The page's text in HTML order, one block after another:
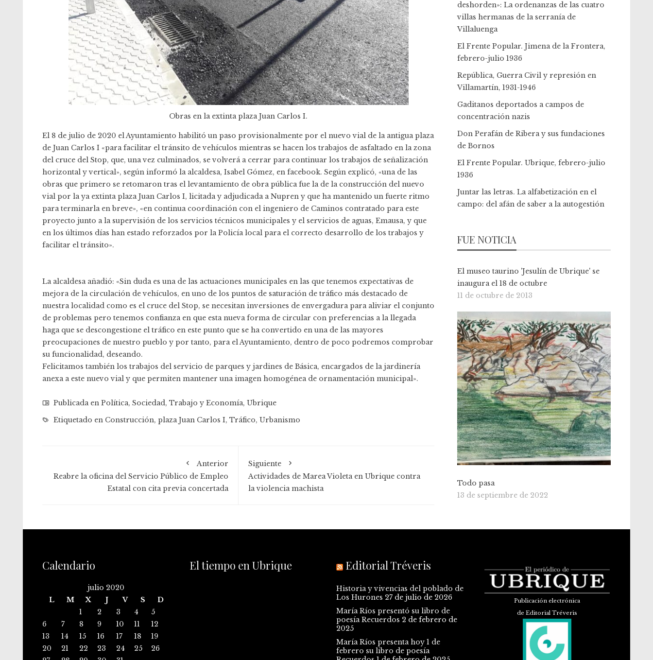
Obras en la extinta plaza Juan Carlos I.
El 8 de julio de 2020 el Ayuntamiento habilitó un paso provisionalmente por el nuevo vial de la antigua plaza
de Juan Carlos I «para facilitar el tránsito de vehículos mientras se hacen los trabajos de asfaltado en la zona
del cruce del Stop, que, una vez culminados, se volverá a cerrar para continuar los trabajos de señalización
horizontal y vertical», según informó la alcaldesa, Isabel Gómez, en facebook. Según explicó, «una de las
obras que primero se retomaron tras el levantamiento de obra pública fue la de la construcción del nuevo
vial por la ya extinta plaza Juan Carlos I, licitada y adjudicada a Nupren y que ha mantenido un fuerte ritmo
para terminarla en breve», «en continua coordinación con el ingeniero de Caminos contratado para este
proyecto junto a la supervisión de los servicios técnicos municipales y el servicios de aguas, Emausa, y que
en los últimos días han estado reforzados por la Policía local para el correcto desarrollo de los trabajos y
facilitar el tránsito».
La alcaldesa añadió: «Sin duda es una de las actuaciones municipales en las que tenemos expectativas de
mejora de la circulación de vehículos, en uno de los puntos de saturación de tráfico más destacado de
nuestra localidad como es el cruce del Stop, se necesitan inversiones de envergadura para aliviar el conjunto
de problemas pero tenemos confianza en que esta nueva forma de circular con preferencias a la llegada
haga que se descongestione el tráfico en este punto que se ha convertido en una de las mayores
preocupaciones de nuestro pueblo y por tanto, para el Ayuntamiento, dentro de poco podremos comprobar
su funcionalidad, deseando.
Felicitamos también los trabajos del servicio de parques y jardines de Básica, encargados de la jardinería
anexa a este nuevo vial y que permiten mantener una imagen homogénea de ornamentación municipal».
Publicada en Política, Sociedad, Trabajo y Economía, Ubrique
Etiquetado en Construcción, plaza Juan Carlos I, Tráfico, Urbanismo
Anterior
Reabre la oficina del Servicio Público de Empleo
Estatal con cita previa concertada
Siguiente
Actividades de Marea Violeta en Ubrique contra
la violencia machista
deshorden»: La ordenanzas de las cuatro
villas hermanas de la serranía de
Villaluenga
El Frente Popular. Jimena de la Frontera,
febrero-julio 1936
República, Guerra Civil y represión en
Villamartín, 1931-1946
Gaditanos deportados a campos de
concentración nazis
Don Perafán de Ribera y sus fundaciones
de Bornos
El Frente Popular. Ubrique, febrero-julio
1936
Juntar las letras. La alfabetización en el
campo: del afán de saber a la autogestión
FUE NOTICIA
El museo taurino 'Jesulín de Ubrique' se
inaugura el 18 de octubre
11 de octubre de 2013
Todo pasa
13 de septiembre de 2022
Calendario
julio 2020
L
M X J V S
D
1
2 3 4
5
6
7 8 9 10 11
12
13
14 15 16 17 18
19
20
21 22 23 24 25
26
El tiempo en Ubrique Editorial Tréveris
Historia y vivencias del poblado de
Los Hurones 27 de julio de 2026
María Ríos presentó su libro de
poesía Recuerdos 2 de febrero de
2025
María Ríos presenta hoy 1 de
febrero su libro de poesía
Publicación electrónica
de Editorial Tréveris